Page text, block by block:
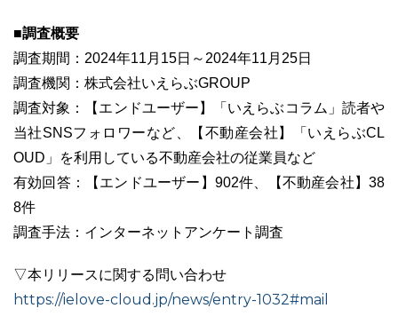
■調査概要
調査期間：2024年11月15日～2024年11月25日
調査機関：株式会社いえらぶGROUP
調査対象：【エンドユーザー】「いえらぶコラム」読者や
当社SNSフォロワーなど、【不動産会社】「いえらぶCL
OUD」を利用している不動産会社の従業員など
有効回答：【エンドユーザー】902件、【不動産会社】38
8件
調査手法：インターネットアンケート調査
▽本リリースに関する問い合わせ
https://ielove-cloud.jp/news/entry-1032#mail